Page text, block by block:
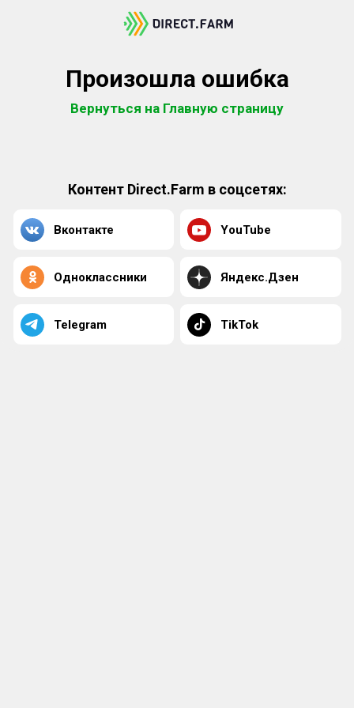
Произошла ошибка
Вернуться на Главную страницу
Контент Direct.Farm в соцсетях:
Вконтакте YouTube
Одноклассники Яндекс.Дзен
Telegram TikTok